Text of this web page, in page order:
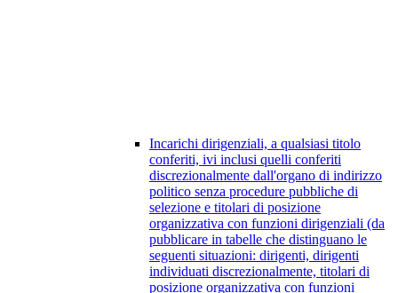
Incarichi dirigenziali, a qualsiasi titolo
conferiti, ivi inclusi quelli conferiti
discrezionalmente dall'organo di indirizzo
politico senza procedure pubbliche di
selezione e titolari di posizione
organizzativa con funzioni dirigenziali (da
pubblicare in tabelle che distinguano le
seguenti situazioni: dirigenti, dirigenti
individuati discrezionalmente, titolari di
posizione organizzativa con funzioni